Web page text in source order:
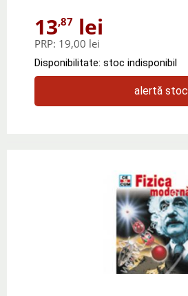
13,87 lei
PRP: 19,00 lei
Disponibilitate: stoc indisponibil
alertă stoc